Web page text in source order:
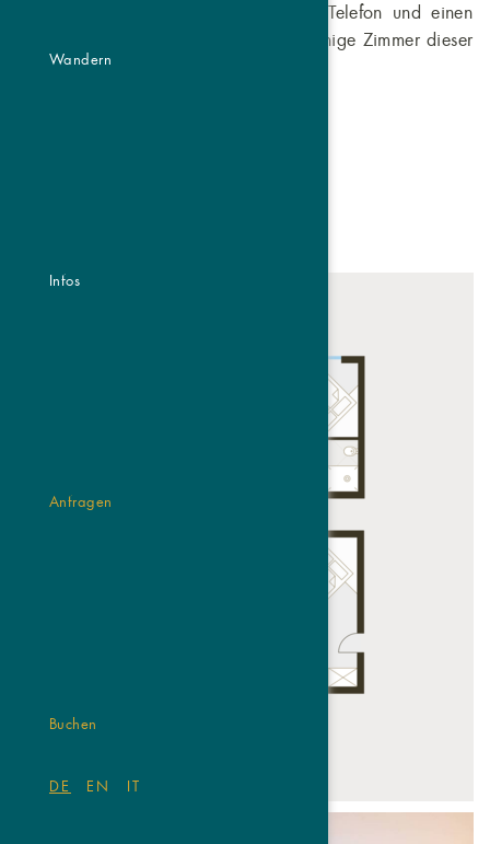
Wandern
Infos
Anfragen
Buchen
DE EN IT
Highspeed W-Lan, Sat-TV/Radio, ein Telefon und einen
Wanderrucksack für Ihre Abenteuer. Einige Zimmer dieser
Kategorie bieten zudem einen Balkon.